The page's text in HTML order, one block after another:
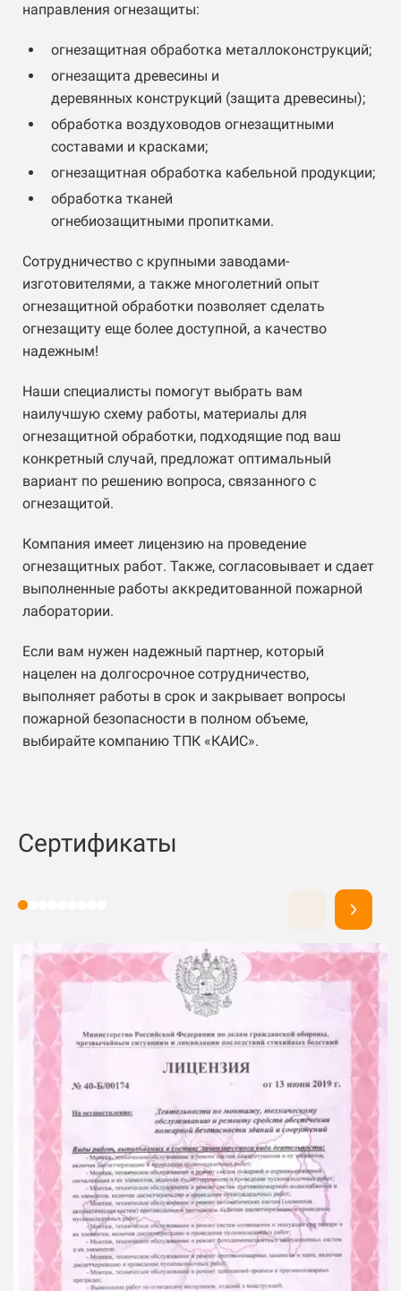
направления огнезащиты:
огнезащитная обработка металлоконструкций;
огнезащита древесины и
деревянных конструкций (защита древесины);
обработка воздуховодов огнезащитными
составами и красками;
огнезащитная обработка кабельной продукции;
обработка тканей
огнебиозащитными пропитками.
Сотрудничество с крупными заводами-
изготовителями, а также многолетний опыт
огнезащитной обработки позволяет сделать
огнезащиту еще более доступной, а качество
надежным!
Наши специалисты помогут выбрать вам
наилучшую схему работы, материалы для
огнезащитной обработки, подходящие под ваш
конкретный случай, предложат оптимальный
вариант по решению вопроса, связанного с
огнезащитой.
Компания имеет лицензию на проведение
огнезащитных работ. Также, согласовывает и сдает
выполненные работы аккредитованной пожарной
лаборатории.
Если вам нужен надежный партнер, который
нацелен на долгосрочное сотрудничество,
выполняет работы в срок и закрывает вопросы
пожарной безопасности в полном объеме,
выбирайте компанию ТПК «КАИС».
Сертификаты